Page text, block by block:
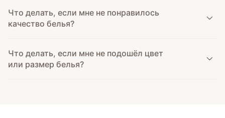
Что делать, если мне не понравилось
качество белья?
Что делать, если мне не подошёл цвет
или размер белья?